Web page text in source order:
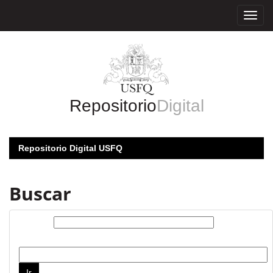
RepositorioDigital
Repositorio Digital USFQ
Buscar